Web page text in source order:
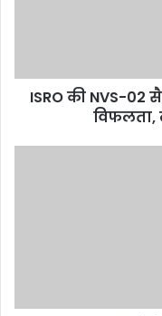
तकनीकी
विफलता,
ISRO की NVS-
विफलता,
का